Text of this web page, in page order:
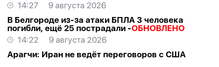
14:27
9 августа 2026
В Белгороде из-за атаки БПЛА 3 человека
погибли, ещё 25 пострадали -ОБНОВЛЕНО
14:22
9 августа 2026
Арагчи: Иран не ведёт переговоров с США